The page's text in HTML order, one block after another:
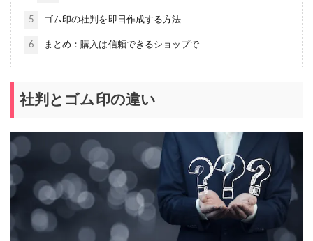
5 ゴム印の社判を即日作成する方法
6 まとめ：購入は信頼できるショップで
社判とゴム印の違い